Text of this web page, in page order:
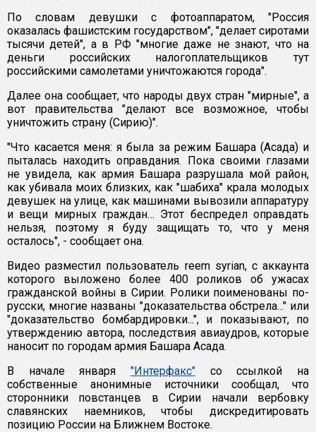
По словам девушки с фотоаппаратом, "Россия
оказалась фашистским государством", "делает сиротами
тысячи детей", а в РФ "многие даже не знают, что на
деньги российских налогоплательщиков тут
российскими самолетами уничтожаются города".
Далее она сообщает, что народы двух стран "мирные", а
вот правительства "делают все возможное, чтобы
уничтожить страну (Сирию)".
"Что касается меня: я была за режим Башара (Асада) и
пыталась находить оправдания. Пока своими глазами
не увидела, как армия Башара разрушала мой район,
как убивала моих близких, как "шабиха" крала молодых
девушек на улице, как машинами вывозили аппаратуру
и вещи мирных граждан… Этот беспредел оправдать
нельзя, поэтому я буду защищать то, что у меня
осталось", - сообщает она.
Видео разместил пользователь reem syrian, с аккаунта
которого выложено более 400 роликов об ужасах
гражданской войны в Сирии. Ролики поименованы по-
русски, многие названы "доказательства обстрела..." или
"доказательство бомбардировки...", и показывают, по
утверждению автора, последствия авиаудров, которые
наносит по городам армия Башара Асада.
В начале января "Интерфакс" со ссылкой на
собственные анонимные источники сообщал, что
сторонники повстанцев в Сирии начали вербовку
славянских наемников, чтобы дискредитировать
позицию России на Ближнем Востоке.